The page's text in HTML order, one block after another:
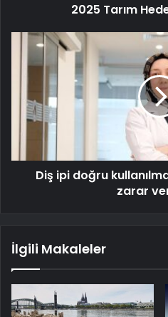
2025 Tarım
Diş ipi doğru
zarar
İlgili Makaleler